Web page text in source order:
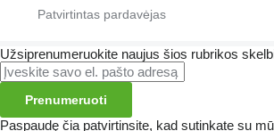
Užsiprenumeruokite naujus šios rubrikos
Prenumeruoti
Paspaudę čia patvirtinsite, kad sutinkate su